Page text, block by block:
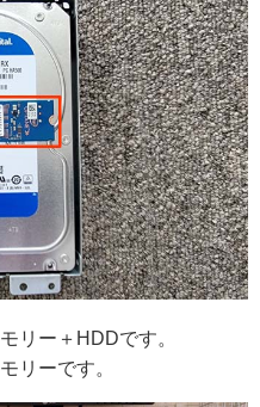
リー＋HDDです。
リーです。